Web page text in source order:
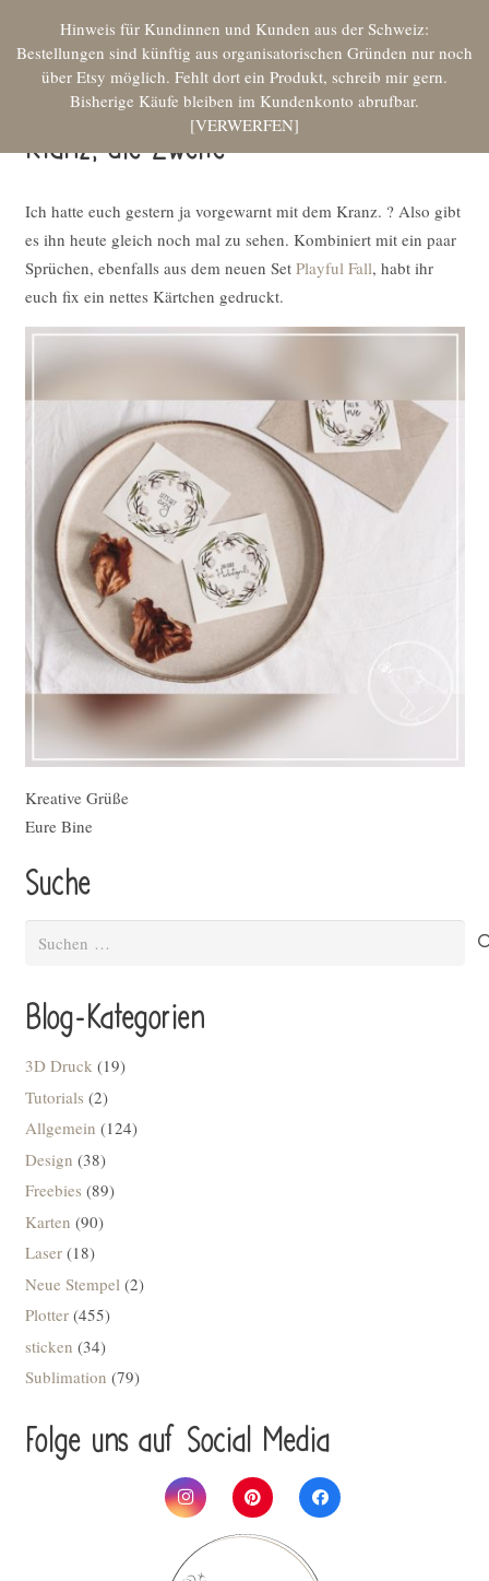
Hinweis für Kundinnen und Kunden aus der Schweiz:
Bestellungen sind künftig aus organisatorischen Gründen nur noch
über Etsy möglich. Fehlt dort ein Produkt, schreib mir gern.
Bisherige Käufe bleiben im Kundenkonto abrufbar.
VERWERFEN
Kranz, die Zweite
Ich hatte euch gestern ja vorgewarnt mit dem Kranz. ? Also gibt
es ihn heute gleich noch mal zu sehen. Kombiniert mit ein paar
Sprüchen, ebenfalls aus dem neuen Set Playful Fall, habt ihr
euch fix ein nettes Kärtchen gedruckt.
Kreative Grüße
Eure Bine
Suche
Suchen
Blog-Kategorien
3D Druck (19)
Tutorials (2)
Allgemein (124)
Design (38)
Freebies (89)
Karten (90)
Laser(18)
Neue Stempel (2)
Plotter(455)
sticken (34)
Sublimation (79)
Folge uns auf Social Media